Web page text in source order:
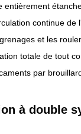
entièrement
continue
et les
totale de tout
par
à double